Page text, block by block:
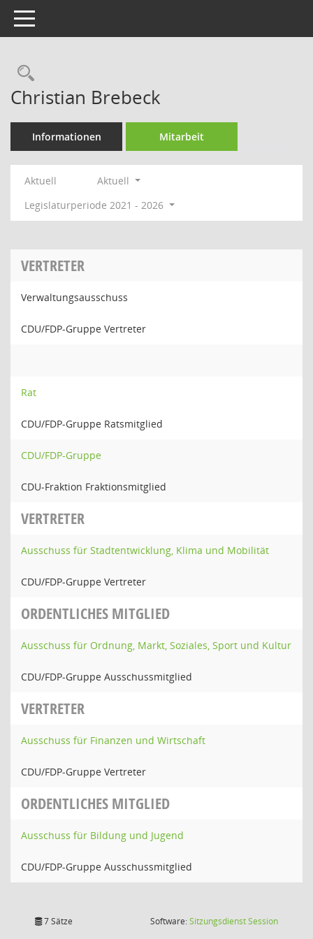
Toggle navigation
Rechercheauswahl
Christian Brebeck
Informationen Mitarbeit
Aktuell
Aktuell
Legislaturperiode 2021 - 2026
VERTRETER
Verwaltungsausschuss
CDU/FDP-Gruppe Vertreter
Rat
CDU/FDP-Gruppe Ratsmitglied
CDU/FDP-Gruppe
CDU-Fraktion Fraktionsmitglied
VERTRETER
Ausschuss für Stadtentwicklung, Klima und Mobilität
CDU/FDP-Gruppe Vertreter
ORDENTLICHES MITGLIED
Ausschuss für Ordnung, Markt, Soziales, Sport und Kultur
CDU/FDP-Gruppe Ausschussmitglied
VERTRETER
Ausschuss für Finanzen und Wirtschaft
CDU/FDP-Gruppe Vertreter
ORDENTLICHES MITGLIED
Ausschuss für Bildung und Jugend
CDU/FDP-Gruppe Ausschussmitglied
7 Sätze Software:SitzungsdienstSession(Wird in